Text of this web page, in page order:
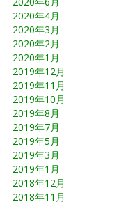
2020年4月
2020年3月
2020年2月
2020年1月
2019年12月
2019年11月
2019年10月
2019年8月
2019年7月
2019年5月
2019年3月
2019年1月
2018年12月
2018年11月